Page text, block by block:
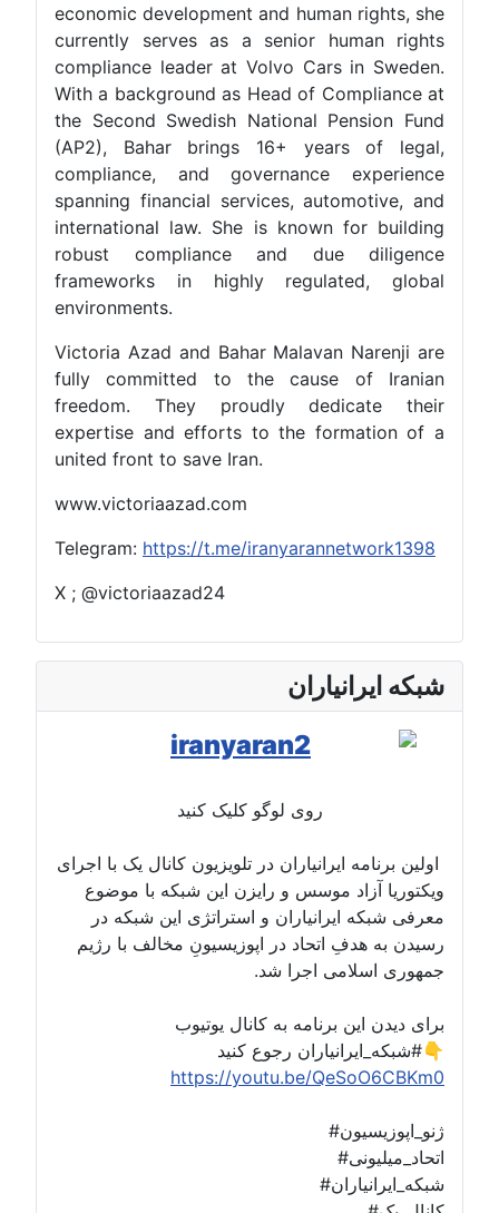
economic development and human rights, she
currently serves as a senior human rights
compliance leader at Volvo Cars in Sweden.
With a background as Head of Compliance at
the Second Swedish National Pension Fund
(AP2), Bahar brings 16+ years of legal,
compliance, and governance experience
spanning financial services, automotive, and
international law. She is known for building
robust compliance and due diligence
frameworks in highly regulated, global
environments.
Victoria Azad and Bahar Malavan Narenji are
fully committed to the cause of Iranian
freedom. They proudly dedicate their
expertise and efforts to the formation of a
united front to save Iran.
www.victoriaazad.com
Telegram: https://t.me/iranyarannetwork1398
X ; @victoriaazad24
شبکه ایرانیاران
روی لوگو کلیک کنید
اولین برنامه ایرانیاران در تلویزیون کانال یک با اجرای
ویکتوریا آزاد موسس و رایزن این شبکه با موضوع
معرفی شبکه ایرانیاران و استراتژی این شبکه در
رسیدن به هدفِ اتحاد در اپوزیسیونِ مخالف با رژیم
جمهوری اسلامی اجرا شد.
برای دیدن این برنامه به کانال یوتیوب
#شبکه_ایرانیاران رجوع کنید👇
https://youtu.be/QeSoO6CBKm0
#ژنو_اپوزیسیون
#اتحاد_میلیونی
#شبکه_ایرانیاران